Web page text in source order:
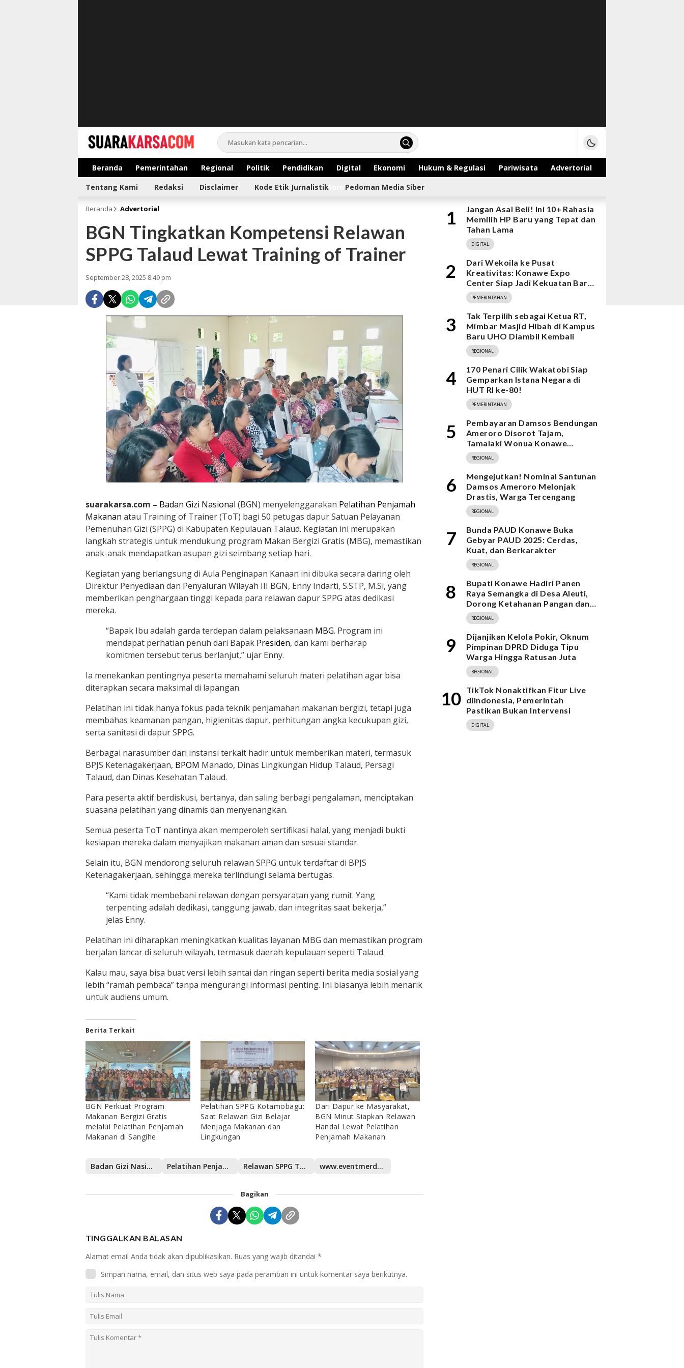
suarakarsa.com
Informasi terpercaya
Beranda Pemerintahan Regional Politik Pendidikan Digital Ekonomi Hukum & Regulasi Pariwisata
Advertorial
Sorotan
Tentang Kami Redaksi Disclaimer Kode Etik Jurnalistik Pedoman Media Siber
Beranda Advertorial
BGN Tingkatkan Kompetensi Relawan
SPPG Talaud Lewat Training of Trainer
September 28, 2025 8:49 pm
suarakarsa.com – Badan Gizi Nasional (BGN) menyelenggarakan Pelatihan Penjamah
Makanan atau Training of Trainer (ToT) bagi 50 petugas dapur Satuan Pelayanan
Pemenuhan Gizi (SPPG) di Kabupaten Kepulauan Talaud. Kegiatan ini merupakan
langkah strategis untuk mendukung program Makan Bergizi Gratis (MBG), memastikan
anak-anak mendapatkan asupan gizi seimbang setiap hari.
Kegiatan yang berlangsung di Aula Penginapan Kanaan ini dibuka secara daring oleh
Direktur Penyediaan dan Penyaluran Wilayah III BGN, Enny Indarti, S.STP, M.Si, yang
memberikan penghargaan tinggi kepada para relawan dapur SPPG atas dedikasi
mereka.
“Bapak Ibu adalah garda terdepan dalam pelaksanaan MBG. Program ini
mendapat perhatian penuh dari Bapak Presiden, dan kami berharap
komitmen tersebut terus berlanjut,” ujar Enny.
Ia menekankan pentingnya peserta memahami seluruh materi pelatihan agar bisa
diterapkan secara maksimal di lapangan.
Pelatihan ini tidak hanya fokus pada teknik penjamahan makanan bergizi, tetapi juga
membahas keamanan pangan, higienitas dapur, perhitungan angka kecukupan gizi,
serta sanitasi di dapur SPPG.
Berbagai narasumber dari instansi terkait hadir untuk memberikan materi, termasuk
BPJS Ketenagakerjaan, BPOM Manado, Dinas Lingkungan Hidup Talaud, Persagi
Talaud, dan Dinas Kesehatan Talaud.
Para peserta aktif berdiskusi, bertanya, dan saling berbagi pengalaman, menciptakan
suasana pelatihan yang dinamis dan menyenangkan.
Semua peserta ToT nantinya akan memperoleh sertifikasi halal, yang menjadi bukti
kesiapan mereka dalam menyajikan makanan aman dan sesuai standar.
Selain itu, BGN mendorong seluruh relawan SPPG untuk terdaftar di BPJS
Ketenagakerjaan, sehingga mereka terlindungi selama bertugas.
“Kami tidak membebani relawan dengan persyaratan yang rumit. Yang
terpenting adalah dedikasi, tanggung jawab, dan integritas saat bekerja,”
jelas Enny.
Pelatihan ini diharapkan meningkatkan kualitas layanan MBG dan memastikan program
berjalan lancar di seluruh wilayah, termasuk daerah kepulauan seperti Talaud.
Kalau mau, saya bisa buat versi lebih santai dan ringan seperti berita media sosial yang
lebih “ramah pembaca” tanpa mengurangi informasi penting. Ini biasanya lebih menarik
untuk audiens umum.
Berita Terkait
BGN Perkuat Program
Makanan Bergizi Gratis
melalui Pelatihan Penjamah
Makanan di Sangihe
Pelatihan SPPG Kotamobagu:
Saat Relawan Gizi Belajar
Menjaga Makanan dan
Lingkungan
Dari Dapur ke Masyarakat,
BGN Minut Siapkan Relawan
Handal Lewat Pelatihan
Penjamah Makanan
Badan Gizi Nasional Pelatihan Penjamah Makanan Relawan SPPG Talaud www.eventmerdeka.com
Bagikan
TINGGALKAN BALASAN
Alamat email Anda tidak akan dipublikasikan. Ruas yang wajib ditandai *
Simpan nama, email, dan situs web saya pada peramban ini untuk komentar saya berikutnya.
1
Jangan Asal Beli! Ini 10+ Rahasia
Memilih HP Baru yang Tepat dan
Tahan Lama
DIGITAL
2
Dari Wekoila ke Pusat
Kreativitas: Konawe Expo
Center Siap Jadi Kekuatan Baru
Ekonomi
PEMERINTAHAN
3
Tak Terpilih sebagai Ketua RT,
Mimbar Masjid Hibah di Kampus
Baru UHO Diambil Kembali
REGIONAL
4
170 Penari Cilik Wakatobi Siap
Gemparkan Istana Negara di
HUT RI ke-80!
PEMERINTAHAN
5
Pembayaran Damsos Bendungan
Ameroro Disorot Tajam,
Tamalaki Wonua Konawe
Ungkap Dugaan Ketidakberesan
REGIONAL
6
Mengejutkan! Nominal Santunan
Damsos Ameroro Melonjak
Drastis, Warga Tercengang
REGIONAL
7
Bunda PAUD Konawe Buka
Gebyar PAUD 2025: Cerdas,
Kuat, dan Berkarakter
REGIONAL
8
Bupati Konawe Hadiri Panen
Raya Semangka di Desa Aleuti,
Dorong Ketahanan Pangan dan
Program MBG
REGIONAL
9
Dijanjikan Kelola Pokir, Oknum
Pimpinan DPRD Diduga Tipu
Warga Hingga Ratusan Juta
REGIONAL
10 TikTok Nonaktifkan Fitur Live
diIndonesia, Pemerintah
Pastikan Bukan Intervensi
DIGITAL